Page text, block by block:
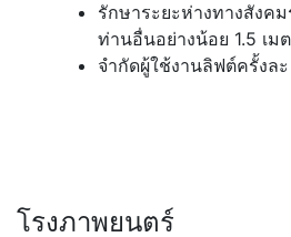
รักษาระยะห่างทางสังค
ท่านอื่นอย่างน้อย 1.5 เม
จำกัดผู้ใช้งานลิฟต์ครั้งล
โรงภาพยนตร์